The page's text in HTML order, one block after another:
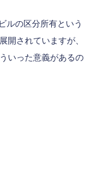
ルの区分所有という
開されていますが、
いった意義があるの